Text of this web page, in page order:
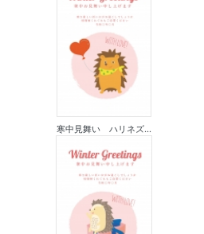
寒中見舞い ハリネズ...